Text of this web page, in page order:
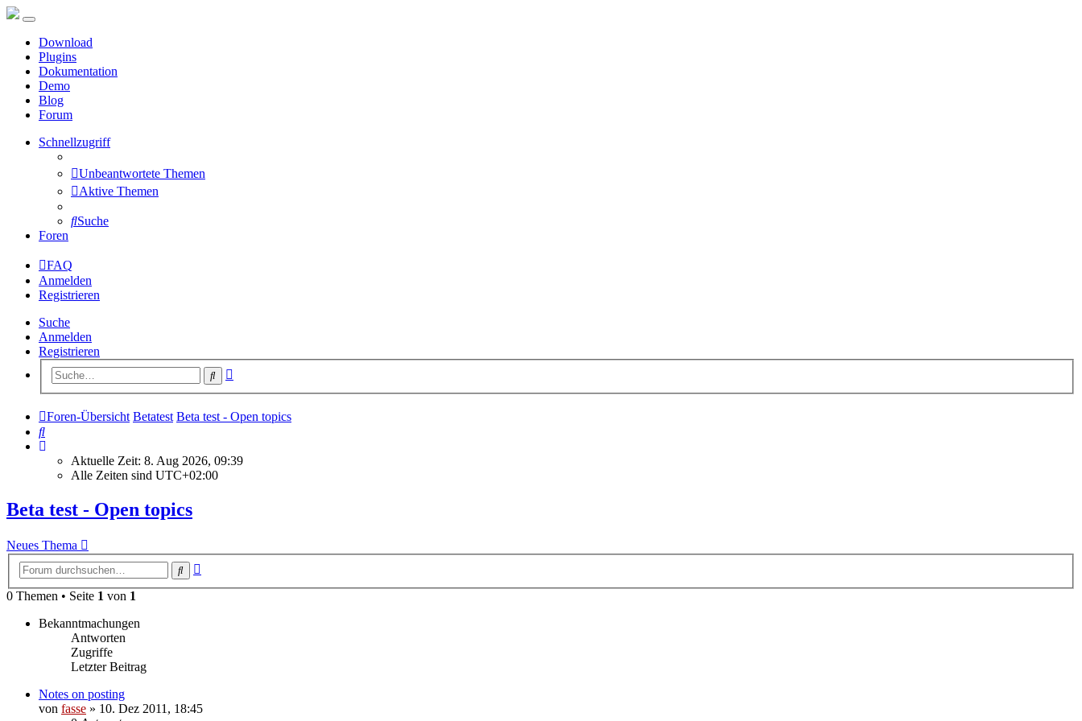
Download
Plugins
Dokumentation
Demo
Blog
Forum
Schnellzugriff
Unbeantwortete Themen
Aktive Themen
Suche
Foren
FAQ
Anmelden
Registrieren
Suche
Anmelden
Registrieren
Suche
Foren-Übersicht Betatest Beta test - Open topics
Suche
Aktuelle Zeit: 8. Aug 2026, 09:39
Alle Zeiten sind UTC+02:00
Beta test - Open topics
Neues Thema
Suche
0 Themen • Seite 1 von 1
Bekanntmachungen
Antworten
Zugriffe
Letzter Beitrag
Notes on posting
von fasse » 10. Dez 2011, 18:45